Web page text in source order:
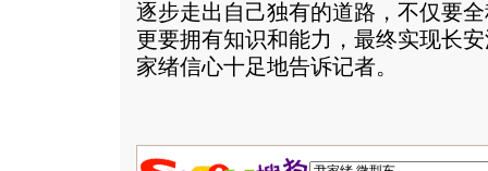
逐步走出自己独有的道路，不仅要
更要拥有知识和能力，最终实现长
家绪信心十足地告诉记者。